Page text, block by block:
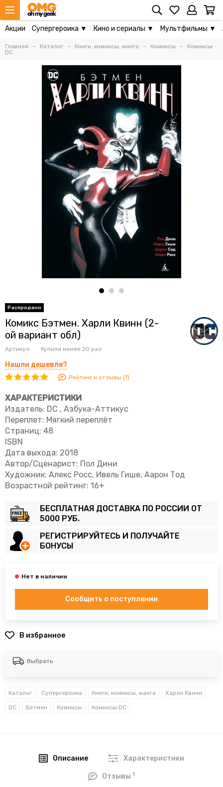
Акции Супергероика ▼ Кино и сериалы ▼ Мультфильмы ▼
Главная Каталог Книги, комиксы, манга Комиксы
Комиксы
DC
Комикс Бэтмен. Харли Квинн (2-
ой вариант обл)
Артикул: Купили менее 20 раз
Нашли дешевле?
Рейтинг и отзывы (1)
ХАРАКТЕРИСТИКИ
Издатель: DC , Азбука-Аттикус
Переплет: Мягкий переплёт
Страниц: 48
ISBN
Дата выхода: 2018
Автор/Сценарист: Пол Дини
Художник: Алекс Росс, Ивель Гише, Аарон Тод
Возрастной рейтинг: 16+
БЕСПЛАТНАЯ ДОСТАВКА ПО РОССИИ ОТ
5000 РУБ.
РЕГИСТРИРУЙТЕСЬ И ПОЛУЧАЙТЕ
БОНУСЫ
Сообщить о поступлении
В избранное
Выбрать
Каталог Супергероика Книги, комиксы, манга Харли Квинн
DC Бэтмен Комиксы Комиксы DC
Описание Характеристики
Отзывы1